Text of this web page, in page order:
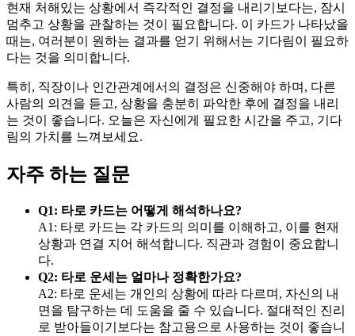
현재 처해있는 상황에서 즉각적인 결정을 내리기보다는, 잠시
멈추고 상황을 관찰하는 것이 필요합니다. 이 카드가 나타났을
때는, 여러분이 원하는 결과를 얻기 위해서는 기다림이 필요하
다는 것을 의미합니다.
특히, 직장이나 인간관계에서의 결정은 신중해야 하며, 다른
사람의 의견을 듣고, 상황을 충분히 파악한 후에 결정을 내리
는 것이 좋습니다. 오늘은 자신에게 필요한 시간을 주고, 기다
림의 가치를 느껴보세요.
자주 하는 질문
Q1: 타로 카드는 어떻게 해석하나요?
A1: 타로 카드는 각 카드의 의미를 이해하고, 이를 현재
상황과 연결 지어 해석합니다. 직관과 경험이 중요합니
다.
Q2: 타로 운세는 얼마나 정확한가요?
A2: 타로 운세는 개인의 상황에 따라 다르며, 자신의 내
면을 탐구하는 데 도움을 줄 수 있습니다. 절대적인 진리
로 받아들이기보다는 참고용으로 사용하는 것이 좋습니